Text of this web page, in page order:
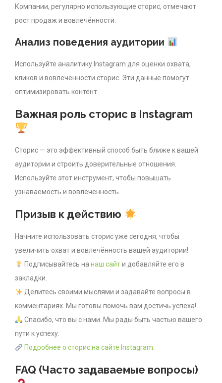
Компании, регулярно использующие сторис, отмечают
рост продаж и вовлечённости.
Анализ поведения аудитории
Используйте аналитику Instagram для оценки охвата,
кликов и вовлечённости сторис. Эти данные помогут
оптимизировать контент.
Важная роль сторис в Instagram
Сторис — это эффективный способ быть ближе к вашей
аудитории и строить доверительные отношения.
Используйте этот инструмент, чтобы повышать
узнаваемость и вовлечённость.
Призыв к действию
Начните использовать сторис уже сегодня, чтобы
увеличить охват и вовлечённость вашей аудитории!
Подписывайтесь на наш сайти добавляйте его в
закладки.
Делитесь своими мыслями и задавайте вопросы в
комментариях. Мы готовы помочь вам достичь успеха!
Спасибо, что вы с нами. Мы рады быть частью вашего
пути к успеху.
Подробнее о сторис на сайте Instagram.
FAQ (Часто задаваемые вопросы)